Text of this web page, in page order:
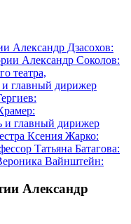
Александр Дзасохов:
Александр Соколов:
театра,
и главный дирижер
и главный дирижер
Ксения Жарко:
Татьяна Батагова:
Вайнштейн:
Александр